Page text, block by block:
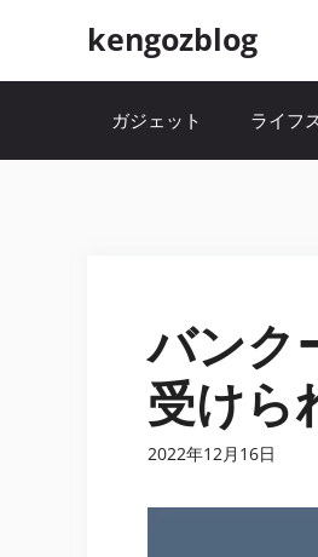
kengozblog
ガジェット ライフ
バンク
受けら
2022年12月16日